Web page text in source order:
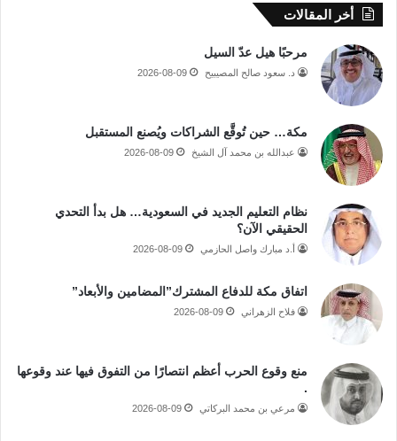
أخر المقالات
مرحبًا هيل عدّ السيل
د. سعود صالح المصيبيح 2026-08-09
مكة… حين تُوقَّع الشراكات ويُصنع المستقبل
عبدالله بن محمد آل الشيخ 2026-08-09
نظام التعليم الجديد في السعودية… هل بدأ التحدي
الحقيقي الآن؟
أ.د مبارك واصل الحازمي 2026-08-09
اتفاق مكة للدفاع المشترك”المضامين والأبعاد”
فلاح الزهراني 2026-08-09
منع وقوع الحرب أعظم انتصارًا من التفوق فيها عند وقوعها
.
مرعي بن محمد البركاتي 2026-08-09